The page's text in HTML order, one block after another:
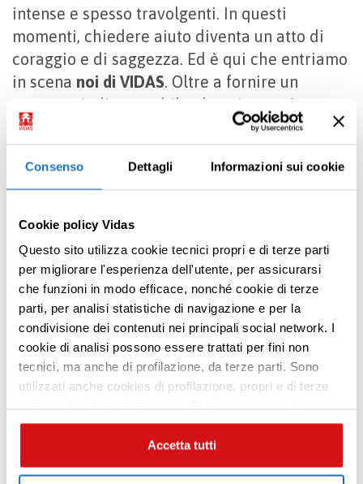
Consenso Dettagli Informazioni sui cookie
Cookie policy Vidas
Questo sito utilizza cookie tecnici propri e di terze parti
per migliorare l'esperienza dell'utente, per assicurarsi
che funzioni in modo efficace, nonché cookie di terze
parti, per analisi statistiche di navigazione e per la
condivisione dei contenuti nei principali social network. I
cookie di analisi possono essere trattati per fini non
tecnici, ma anche di profilazione, da terze parti. Sono
utilizzati anche cookies di profilazione, propri e di terze
contenuti mirati sulle tue preferenze e i tuoi interessi. Se
CHIUDI questo banner, saranno utilizzati soltanto
cookies tecnici. Seleziona i pulsanti sottostanti per
Accetta tutti
intense e spesso travolgenti. In questi
momenti, chiedere aiuto diventa un atto di
coraggio e di saggezza. Ed è qui che entriamo
in scena noi di VIDAS. Oltre a fornire un
sostegno indispensabile al paziente,
ci
prendiamo cura di tutto il nucleo familiare,
aiutando anche il caregiver.
Da un punto di vista pratico,formiamo il
aspetti pratici dell’assistenza
mobilizzazione del paziente”, la
somministrazione di alcune terapie e l’igiene
(il cambio del pannolone o la sostituzione del
sacchetto delle urine). Nella nostraguida
all’assistenza dei malati in casa è possibile
trovare consigli e tutorial video dedicati ai
principali compiti del caregiver.
Prestiamo grande attenzione anche agli
aspetti economici legati all’assistenza
familiare. A tal fine, offriamoinformazioni
Premi INVIO per cercare o ESC per uscire